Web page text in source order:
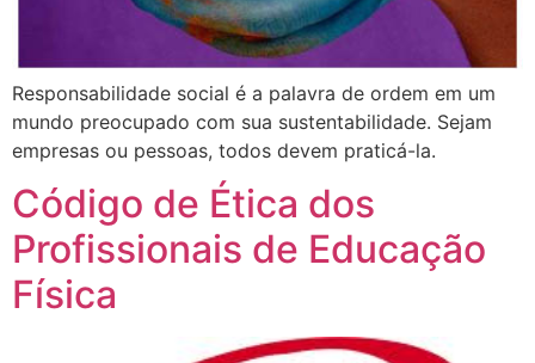
Responsabilidade social é a palavra de ordem em um
mundo preocupado com sua sustentabilidade. Sejam
empresas ou pessoas, todos devem praticá-la.
Código de Ética dos
Profissionais de Educação
Física